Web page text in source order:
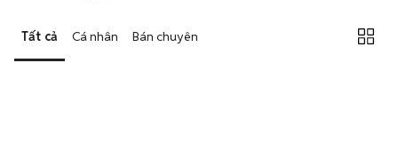
Tất cả Cá nhân Bán chuyên